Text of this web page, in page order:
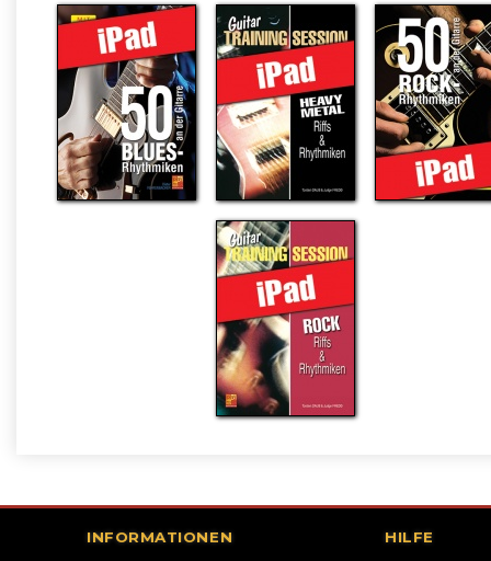
INFORMATIONEN HILFE